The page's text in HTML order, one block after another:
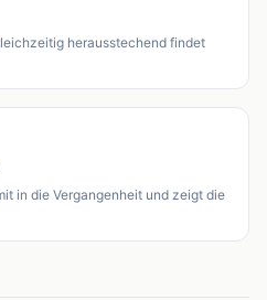
herausstechend findet
in die Vergangenheit und zeigt die